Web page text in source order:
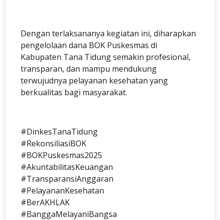
Dengan terlaksananya kegiatan ini, diharapkan
pengelolaan dana BOK Puskesmas di
Kabupaten Tana Tidung semakin profesional,
transparan, dan mampu mendukung
terwujudnya pelayanan kesehatan yang
berkualitas bagi masyarakat.
#DinkesTanaTidung
#RekonsiliasiBOK
#BOKPuskesmas2025
#AkuntabilitasKeuangan
#TransparansiAnggaran
#PelayananKesehatan
#BerAKHLAK
#BanggaMelayaniBangsa